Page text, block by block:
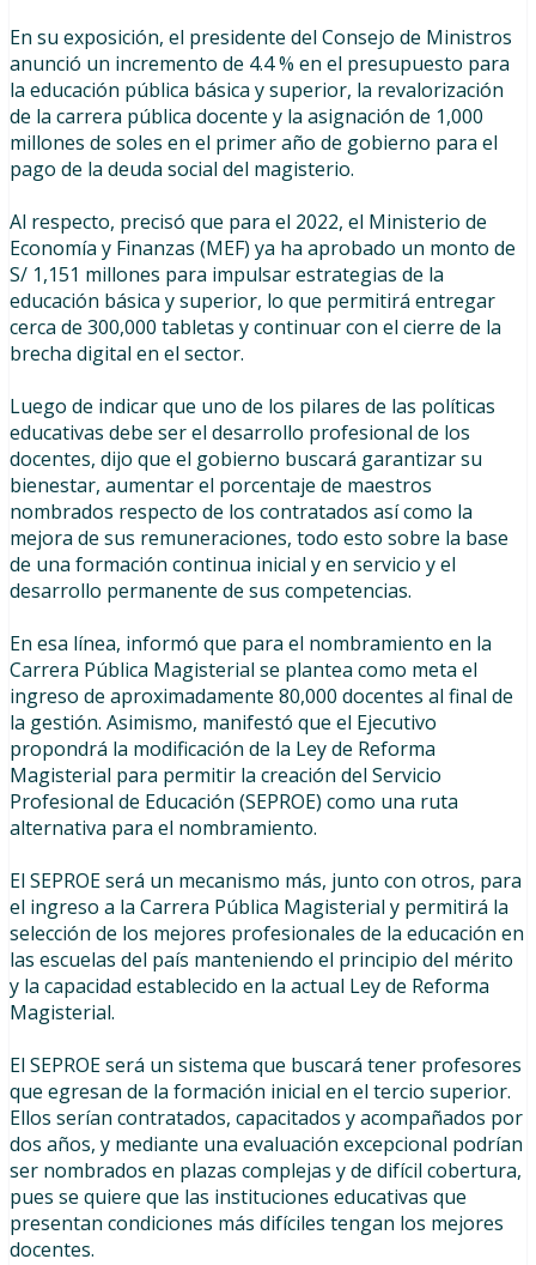
En su exposición, el presidente del Consejo de Ministros
anunció un incremento de 4.4 % en el presupuesto para
la educación pública básica y superior, la revalorización
de la carrera pública docente y la asignación de 1,000
millones de soles en el primer año de gobierno para el
pago de la deuda social del magisterio.
Al respecto, precisó que para el 2022, el Ministerio de
Economía y Finanzas (MEF) ya ha aprobado un monto de
S/ 1,151 millones para impulsar estrategias de la
educación básica y superior, lo que permitirá entregar
cerca de 300,000 tabletas y continuar con el cierre de la
brecha digital en el sector.
Luego de indicar que uno de los pilares de las políticas
educativas debe ser el desarrollo profesional de los
docentes, dijo que el gobierno buscará garantizar su
bienestar, aumentar el porcentaje de maestros
nombrados respecto de los contratados así como la
mejora de sus remuneraciones, todo esto sobre la base
de una formación continua inicial y en servicio y el
desarrollo permanente de sus competencias.
En esa línea, informó que para el nombramiento en la
Carrera Pública Magisterial se plantea como meta el
ingreso de aproximadamente 80,000 docentes al final de
la gestión. Asimismo, manifestó que el Ejecutivo
propondrá la modificación de la Ley de Reforma
Magisterial para permitir la creación del Servicio
Profesional de Educación (SEPROE) como una ruta
alternativa para el nombramiento.
El SEPROE será un mecanismo más, junto con otros, para
el ingreso a la Carrera Pública Magisterial y permitirá la
selección de los mejores profesionales de la educación en
las escuelas del país manteniendo el principio del mérito
y la capacidad establecido en la actual Ley de Reforma
Magisterial.
El SEPROE será un sistema que buscará tener profesores
que egresan de la formación inicial en el tercio superior.
Ellos serían contratados, capacitados y acompañados por
dos años, y mediante una evaluación excepcional podrían
ser nombrados en plazas complejas y de difícil cobertura,
pues se quiere que las instituciones educativas que
presentan condiciones más difíciles tengan los mejores
docentes.